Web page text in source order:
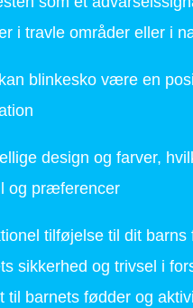
i travle områder eller i
blinkesko være en
design og farver,
og præferencer
tilføjelse til dit
sikkerhed og trivsel i
barnets fødder og